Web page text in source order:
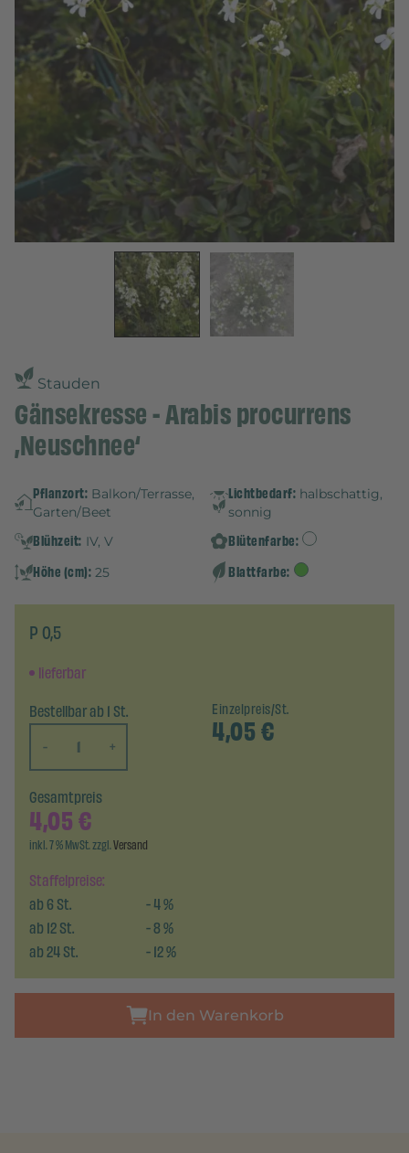
Stauden
Gänsekresse - Arabis procurrens
‚Neuschnee‘
Pflanzort: Balkon/Terrasse,
Garten/Beet
Lichtbedarf: halbschattig,
sonnig
Blühzeit: IV, V
Blütenfarbe:
Höhe (cm): 25 Blattfarbe:
P 0,5
lieferbar
Bestellbar ab 1 St.
-
+
Einzelpreis/St.
4,05€
Staffelpreise:
ab6St. -4%
ab12St. -8%
ab24St. -12%
Gesamtpreis
4,05€
inkl. 7 % MwSt. zzgl.Versand
In den Warenkorb